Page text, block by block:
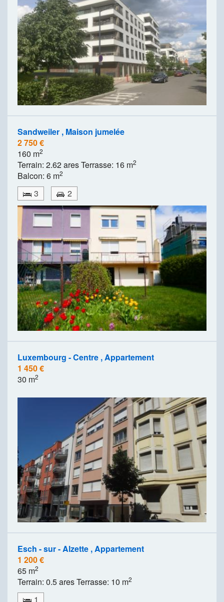
Sandweiler , Maison jumelée
2 750 €
160 m2
Terrain: 2.62 ares Terrasse: 16 m2
Balcon: 6 m2
3 2
Luxembourg - Centre , Appartement
1 450 €
30 m2
Esch - sur - Alzette , Appartement
1 200 €
65 m2
Terrain: 0.5 ares Terrasse: 10 m2
1